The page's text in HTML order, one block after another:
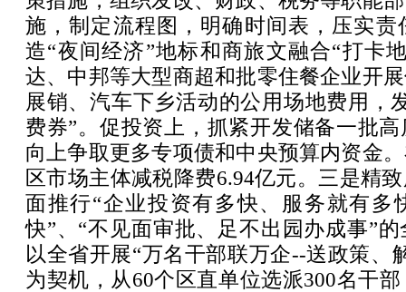
施，制定流程图，明确时间表，压实责
造“夜间经济”地标和商旅文融合“打卡
达、中邦等大型商超和批零住餐企业开
展销、汽车下乡活动的公用场地费用，
费券”。促投资上，抓紧开发储备一批
向上争取更多专项债和中央预算内资金
区市场主体减税降费6.94亿元。三是精
面推行“企业投资有多快、服务就有多
快”、“不见面审批、足不出园办成事”
以全省开展“万名干部联万企--送政策、
为契机，从60个区直单位选派300名干